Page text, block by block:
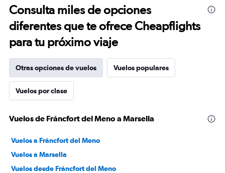
Consulta miles de opciones
diferentes que te ofrece Cheapflights
para tu próximo viaje
Otras opciones de vuelos Vuelos populares
Vuelos por clase
Vuelos de Fráncfort del Meno a Marsella
Vuelos a Fráncfort del Meno
Vuelos a Marsella
Vuelos desde Fráncfort del Meno